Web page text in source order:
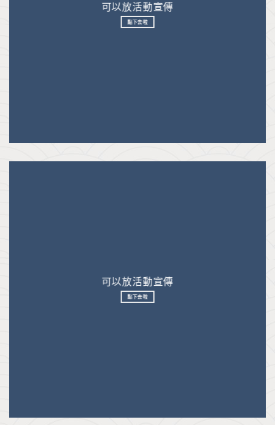
可以放活動宣傳
點下去啦
可以放活動宣傳
點下去啦